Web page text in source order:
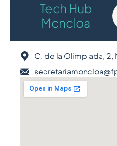
Tech Hub
Moncloa
C. de la Olimpiada, 2,